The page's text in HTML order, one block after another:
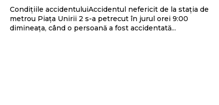
Condițiile accidentuluiAccidentul nefericit de la stația de
metrou Piața Unirii 2 s-a petrecut în jurul orei 9:00
dimineața, când o persoană a fost accidentată...